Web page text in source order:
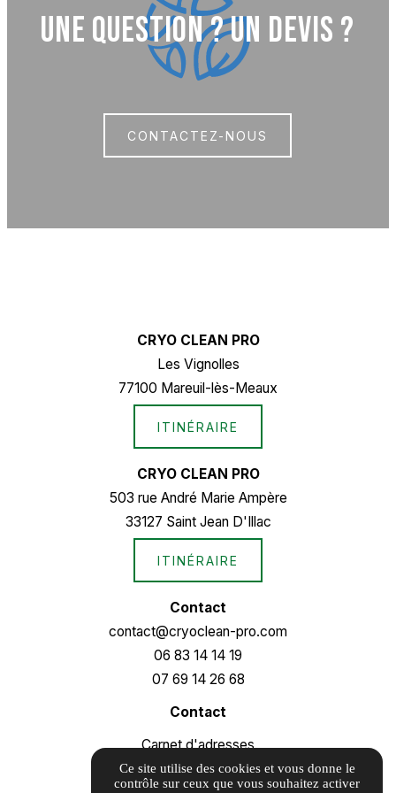
UNE QUESTION ? UN DEVIS ?
CONTACTEZ-NOUS
CRYO CLEAN PRO
Les Vignolles
77100 Mareuil-lès-Meaux
ITINÉRAIRE
CRYO CLEAN PRO
503 rue André Marie Ampère
33127 Saint Jean D'Illac
ITINÉRAIRE
Contact
contact@cryoclean-pro.com
06 83 14 14 19
07 69 14 26 68
Contact
Carnet d'adresses
Informations complémentaires
Ce site utilise des cookies et vous donne le
contrôle sur ceux que vous souhaitez activer